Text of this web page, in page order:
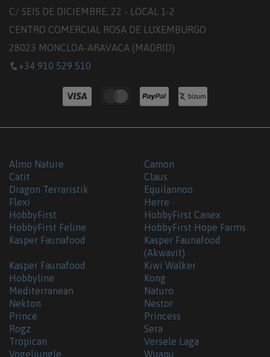
C/ SEIS DE DICIEMBRE, 22 - LOCAL 1-2
CENTRO COMERCIAL ROSA DE LUXEMBURGO
28023 MONCLOA-ARAVACA (MADRID)
+34 910 529 510
Almo Nature
Camon
Catit
Claus
Dragon Terraristik
Equilannoo
Flexi
Herre
HobbyFirst
HobbyFirst Canex
HobbyFirst Feline
HobbyFirst Hope Farms
Kasper Faunafood
Kasper Faunafood
(Akwavit)
Kasper Faunafood
Hobbyline
Kiwi Walker
Kong
Mediterranean
Naturo
Nekton
Nestor
Prince
Princess
Rogz
Sera
Tropican
Versele Laga
Vogeljungle
Wuapu